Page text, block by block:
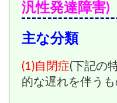
汎性発達障害)
主な分類
(1)自閉症(下記の
的な遅れを伴うも